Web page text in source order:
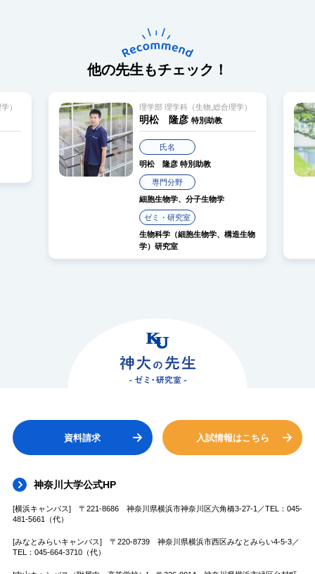
他の先生もチェック！
） 理学部 理学科（生物,総合理学）
明松 隆彦特別助教
氏名
明松 隆彦特別助教
専門分野
細胞生物学、分子生物学
ゼミ・研究室
生物科学（細胞生物学、構造生物
学）研究室
資料請求 入試情報はこちら
神奈川大学公式HP
[横浜キャンパス] 〒221-8686 神奈川県横浜市神奈川区六角橋3-27-1／TEL：045-
481-5661（代）
[みなとみらいキャンパス] 〒220-8739 神奈川県横浜市西区みなとみらい4-5-3／
TEL：045-664-3710（代）